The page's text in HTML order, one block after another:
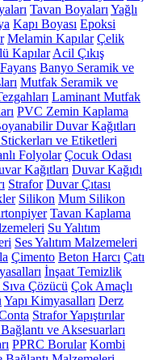
Tavan Boyaları Yağlı
Kapı Boyası Epoksi
Melamin Kapılar Çelik
Kapılar Acil Çıkış
Banyo Seramik ve
Mutfak Seramik ve
Laminant Mutfak
PVC Zemin Kaplama
Duvar Kağıtları
ve Etiketleri
Folyolar Çocuk Odası
Kağıtları Duvar Kağıdı
Strafor Duvar Çıtası
Silikon Mum Silikon
Tavan Kaplama
Su Yalıtım
Ses Yalıtım Malzemeleri
Çimento Beton Harcı Çatı
İnşaat Temizlik
Çözücü Çok Amaçlı
Yapı Kimyasalları Derz
Strafor Yapıştırılar
ve Aksesuarları
PPRC Borular Kombi